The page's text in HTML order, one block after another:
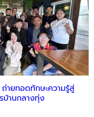
ายทอดทักษะความรู้สู่
านกลางทุ่ง